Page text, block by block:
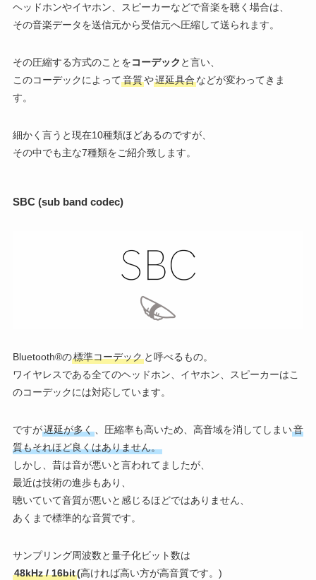
ヘッドホンやイヤホン、スピーカーなどで音楽を聴く場合は、
その音楽データを送信元から受信元へ圧縮して送られます。
その圧縮する方式のことをコーデック と言い、
このコーデックによって音質や遅延具合などが変わってきま
す。
細かく言うと現在10種類ほどあるのですが、
その中でも主な7種類をご紹介致します。
SBC (sub band codec)
Bluetooth®の標準コーデックと呼べるもの。
ワイヤレスである全てのヘッドホン、イヤホン、スピーカーはこ
のコーデックには対応しています。
ですが遅延が多く、圧縮率も高いため、高音域を消してしまい音
質もそれほど良くはありません。
しかし、昔は音が悪いと言われてましたが、
最近は技術の進歩もあり、
聴いていて音質が悪いと感じるほどではありません、
あくまで標準的な音質です。
サンプリング周波数と量子化ビット数は
48kHz / 16bit(高ければ高い方が高音質です。)